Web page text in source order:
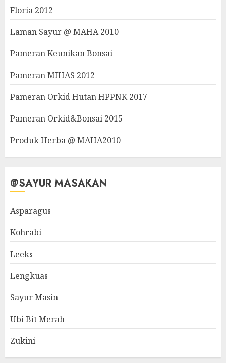
Floria 2012
Laman Sayur @ MAHA 2010
Pameran Keunikan Bonsai
Pameran MIHAS 2012
Pameran Orkid Hutan HPPNK 2017
Pameran Orkid&Bonsai 2015
Produk Herba @ MAHA2010
@SAYUR MASAKAN
Asparagus
Kohrabi
Leeks
Lengkuas
Sayur Masin
Ubi Bit Merah
Zukini